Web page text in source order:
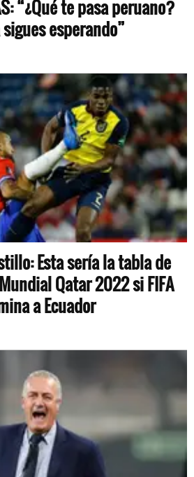
“¿Qué te pasa peruano?
esperando”
Esta sería la tabla de
Qatar 2022 si FIFA
a Ecuador